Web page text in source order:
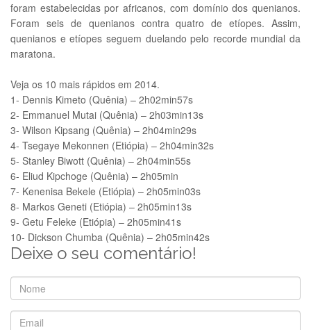
foram estabelecidas por africanos, com domínio dos quenianos.
Foram seis de quenianos contra quatro de etíopes. Assim,
quenianos e etíopes seguem duelando pelo recorde mundial da
maratona.
Veja os 10 mais rápidos em 2014.
1- Dennis Kimeto (Quênia) – 2h02min57s
2- Emmanuel Mutai (Quênia) – 2h03min13s
3- Wilson Kipsang (Quênia) – 2h04min29s
4- Tsegaye Mekonnen (Etiópia) – 2h04min32s
5- Stanley Biwott (Quênia) – 2h04min55s
6- Eliud Kipchoge (Quênia) – 2h05min
7- Kenenisa Bekele (Etiópia) – 2h05min03s
8- Markos Geneti (Etiópia) – 2h05min13s
9- Getu Feleke (Etiópia) – 2h05min41s
10- Dickson Chumba (Quênia) – 2h05min42s
Deixe o seu comentário!